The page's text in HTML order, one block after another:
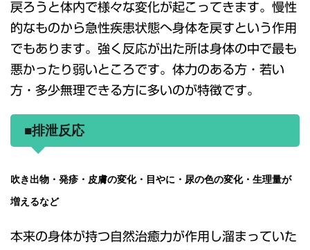
戻ろうと体内で様々な変化が起こってきます。慢性
的なものから急性疾患状態へ身体を戻すという作用
でもあります。強く反応が出た所は身体の中で最も
悪かったり弱いところです。体力のある方・若い
方・多少無理できる方に多いのが特徴です。
■排泄反応
吹き出物・発疹・皮膚の変化・目やに・尿の色の変化・生理量が
増えるなど
本来の身体が持つ自然治癒力が作用し溜まっていた